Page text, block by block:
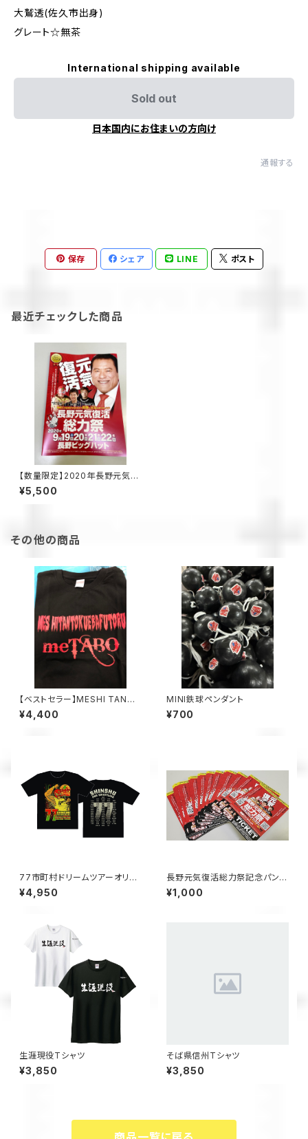
大鷲透(佐久市出身)
グレート☆無茶
International shipping available
Sold out
日本国内にお住まいの方向け
通報する
保存 シェア LINE ポスト
最近チェックした商品
【数量限定】2020年長野元気復
活総力祭パンフレット 9月20
日、21日収録DVD付き
¥5,500
その他の商品
【ベストセラー】MESHI TANTO
KUEBAFUTORU meTABO T
シャツ （赤文字、白文字、青文
¥4,400
MINI鉄球ペンダント
¥700
77市町村ドリームツアーオリジ
ナルTシャツ
¥4,950
長野元気復活総力祭記念パンフ
レット
¥1,000
生涯現役Tシャツ
¥3,850
そば県信州Tシャツ
¥3,850